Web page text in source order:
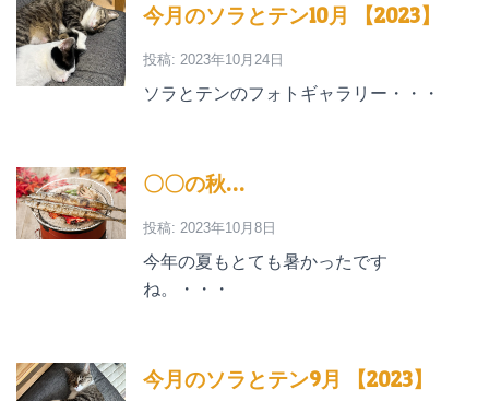
今月のソラとテン10月 【2023】
投稿: 2023年10月24日
ソラとテンのフォトギャラリー・・・
〇〇の秋…
投稿: 2023年10月8日
今年の夏もとても暑かったです
ね。・・・
今月のソラとテン9月 【2023】